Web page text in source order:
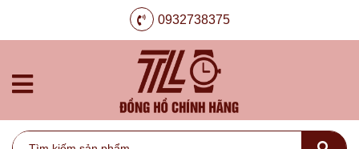
0932738375